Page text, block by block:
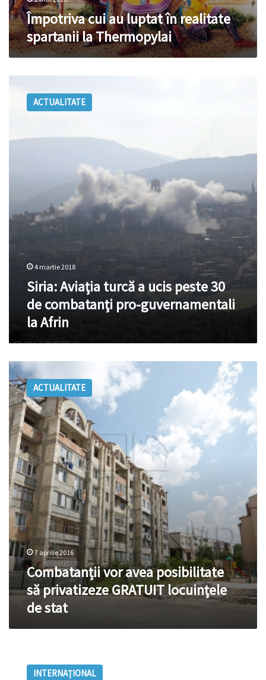
Împotriva cui au luptat în realitate
spartanii la Thermopylai
Aviaţia
peste
guvernamentali
la
ACTUALITATE
4 martie 2018
Siria: Aviaţia turcă a ucis peste 30
de combatanţi pro-guvernamentali
la Afrin
Combatanții
vor
avea
posibilitate
să
privatizeze
GRATUIT
locuinţele
de
stat
ACTUALITATE
7 aprilie 2016
Combatanții vor avea posibilitate
să privatizeze GRATUIT locuinţele
de stat
INTERNAȚIONAL